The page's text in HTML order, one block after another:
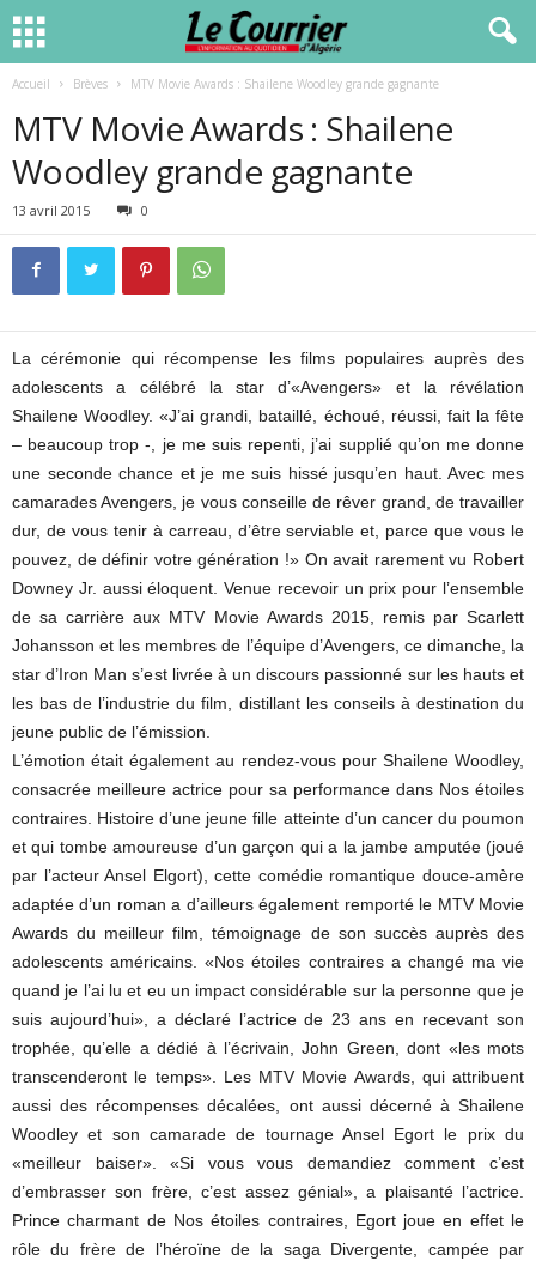
Accueil Brèves MTV Movie Awards : Shailene Woodley grande gagnante
MTV Movie Awards : Shailene
Woodley grande gagnante
13 avril 2015 0
La cérémonie qui récompense les films populaires auprès des
adolescents a célébré la star d’«Avengers» et la révélation
Shailene Woodley. «J’ai grandi, bataillé, échoué, réussi, fait la fête
– beaucoup trop -, je me suis repenti, j’ai supplié qu’on me donne
une seconde chance et je me suis hissé jusqu’en haut. Avec mes
camarades Avengers, je vous conseille de rêver grand, de travailler
dur, de vous tenir à carreau, d’être serviable et, parce que vous le
pouvez, de définir votre génération !» On avait rarement vu Robert
Downey Jr. aussi éloquent. Venue recevoir un prix pour l’ensemble
de sa carrière aux MTV Movie Awards 2015, remis par Scarlett
Johansson et les membres de l’équipe d’Avengers, ce dimanche, la
star d’Iron Man s’est livrée à un discours passionné sur les hauts et
les bas de l’industrie du film, distillant les conseils à destination du
jeune public de l’émission.
L’émotion était également au rendez-vous pour Shailene Woodley,
consacrée meilleure actrice pour sa performance dans Nos étoiles
contraires. Histoire d’une jeune fille atteinte d’un cancer du poumon
et qui tombe amoureuse d’un garçon qui a la jambe amputée (joué
par l’acteur Ansel Elgort), cette comédie romantique douce-amère
adaptée d’un roman a d’ailleurs également remporté le MTV Movie
Awards du meilleur film, témoignage de son succès auprès des
adolescents américains. «Nos étoiles contraires a changé ma vie
quand je l’ai lu et eu un impact considérable sur la personne que je
suis aujourd’hui», a déclaré l’actrice de 23 ans en recevant son
trophée, qu’elle a dédié à l’écrivain, John Green, dont «les mots
transcenderont le temps». Les MTV Movie Awards, qui attribuent
aussi des récompenses décalées, ont aussi décerné à Shailene
Woodley et son camarade de tournage Ansel Egort le prix du
«meilleur baiser». «Si vous vous demandiez comment c’est
d’embrasser son frère, c’est assez génial», a plaisanté l’actrice.
Prince charmant de Nos étoiles contraires, Egort joue en effet le
rôle du frère de l’héroïne de la saga Divergente, campée par